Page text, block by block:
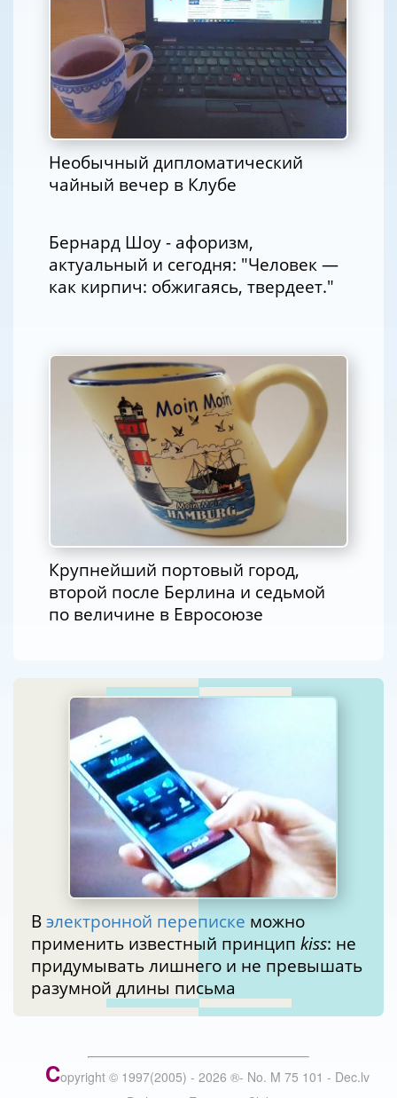
Необычный дипломатический
чайный вечер в Клубе
Бернард Шоу - афоризм,
актуальный и сегодня: "Человек —
как кирпич: обжигаясь, твердеет."
Крупнейший портовый город,
второй после Берлина и седьмой
по величине в Евросоюзе
В электронной переписке можно
применить известный принцип kiss: не
придумывать лишнего и не превышать
разумной длины письма
Copyright © 1997(2005) - 2026 ®- No. M 75 101 - Dec.lv